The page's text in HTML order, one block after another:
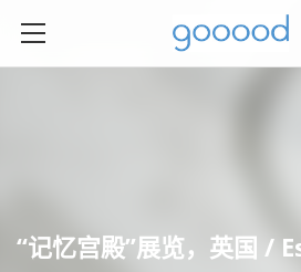
“记忆宫殿”展览，英国 /